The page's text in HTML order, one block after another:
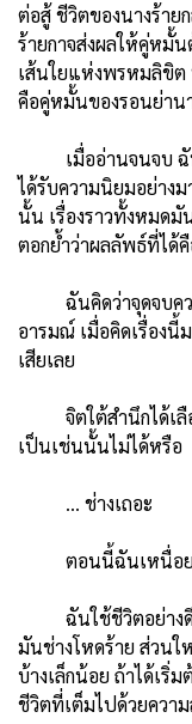
ต่อสู้ ชีวิตของนางร้าย
ร้ายกาจส่งผลให้คู่หมั้
เส้นใยแห่งพรหมลิขิต
คือคู่หมั้นของรอนย่านา
เมื่ออ่านจนจบ ฉันเ
ได้รับความนิยมอย่าง
นั้น เรื่องราวทั้งหมด
ตอกย้ำว่าผลลัพธ์ที่ได้
ฉันคิดว่าจุดจบควร
อารมณ์ เมื่อคิดเรื่อง
เสียเลย
จิตใต้สำนึกได้เลือ
เป็นเช่นนั้นไม่ได้หรือ
… ช่างเถอะ
ตอนนี้ฉันเหนื่อยเห
ฉันใช้ชีวิตอย่างดีที่
มันช่างโหดร้าย ส่วน
บ้างเล็กน้อย ถ้าได้เริ่
ชีวิตที่เต็มไปด้วยควา